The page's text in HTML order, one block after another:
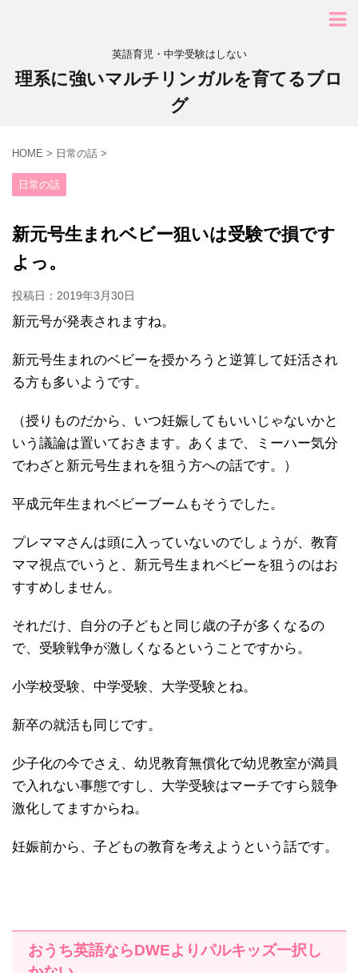
英語育児・中学受験はしない
理系に強いマルチリンガルを育てるブロ
グ
HOME > 日常の話 >
日常の話
新元号生まれベビー狙いは受験で損です
よっ。
投稿日： 2019年3月30日
新元号が発表されますね。
新元号生まれのベビーを授かろうと逆算して妊活され
る方も多いようです。
（授りものだから、いつ妊娠してもいいじゃないかと
いう議論は置いておきます。あくまで、ミーハー気分
でわざと新元号生まれを狙う方への話です。）
平成元年生まれベビーブームもそうでした。
プレママさんは頭に入っていないのでしょうが、教育
ママ視点でいうと、新元号生まれベビーを狙うのはお
すすめしません。
それだけ、自分の子どもと同じ歳の子が多くなるの
で、受験戦争が激しくなるということですから。
小学校受験、中学受験、大学受験とね。
新卒の就活も同じです。
少子化の今でさえ、幼児教育無償化で幼児教室が満員
で入れない事態ですし、大学受験はマーチですら競争
激化してますからね。
妊娠前から、子どもの教育を考えようという話です。
おうち英語ならDWEよりパルキッズ一択し